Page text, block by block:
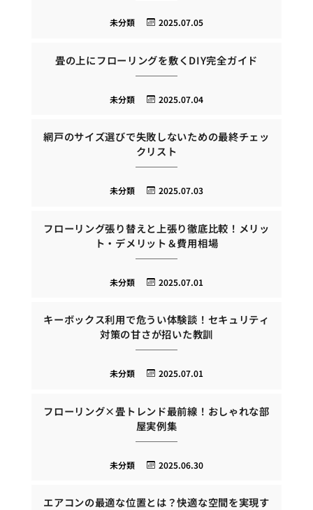
2025.07.05
未分類
畳の上にフローリングを敷くDIY完全ガイド
2025.07.04
未分類
網戸のサイズ選びで失敗しないための最終チェッ
クリスト
2025.07.03
未分類
フローリング張り替えと上張り徹底比較！メリッ
ト・デメリット＆費用相場
2025.07.01
未分類
キーボックス利用で危うい体験談！セキュリティ
対策の甘さが招いた教訓
2025.07.01
未分類
フローリング×畳トレンド最前線！おしゃれな部
屋実例集
2025.06.30
未分類
エアコンの最適な位置とは？快適な空間を実現す